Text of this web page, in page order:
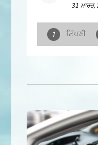
31 ਮਾਰਚ,
1 ਟਿੱਪਣੀ